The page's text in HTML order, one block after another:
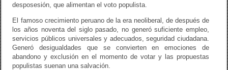
desposesión, que alimentan el voto populista.
El famoso crecimiento peruano de la era neoliberal, de después de
los años noventa del siglo pasado, no generó suficiente empleo,
servicios públicos universales y adecuados, seguridad ciudadana.
Generó desigualdades que se convierten en emociones de
abandono y exclusión en el momento de votar y las propuestas
populistas suenan una salvación.